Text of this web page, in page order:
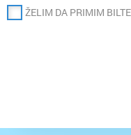
ŽELIM DA PRIMIM